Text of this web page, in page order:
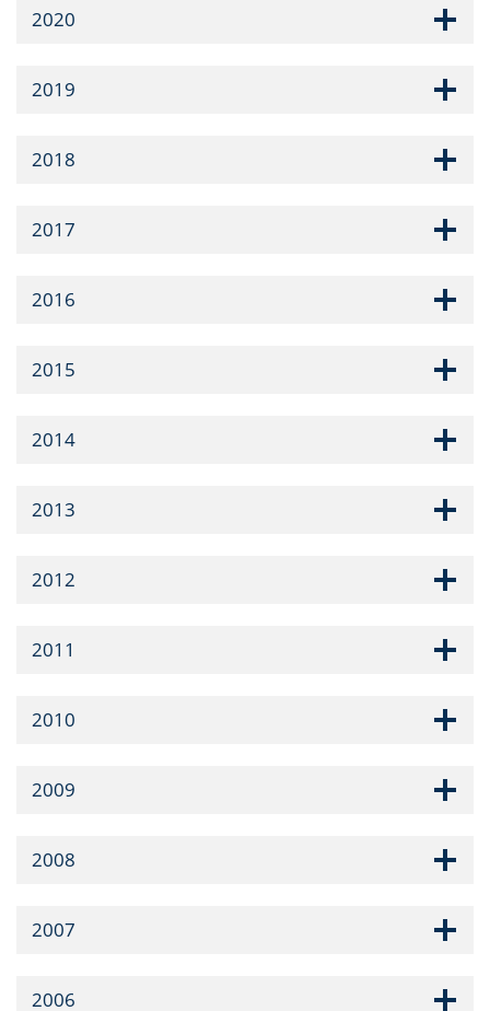
2020
2019
2018
2017
2016
2015
2014
2013
2012
2011
2010
2009
2008
2007
2006